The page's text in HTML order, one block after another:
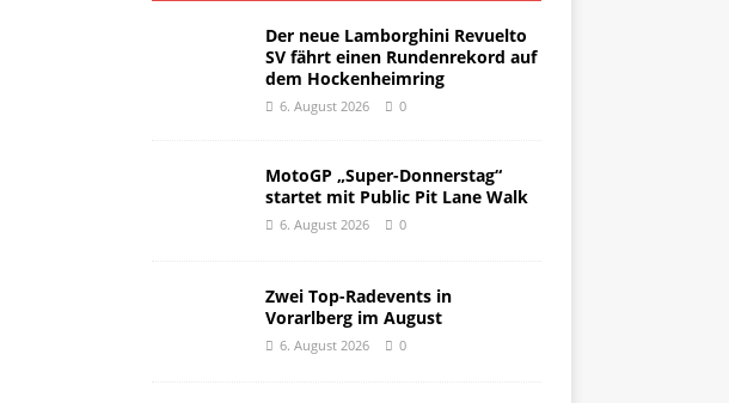
Der neue Lamborghini Revuelto
SV fährt einen Rundenrekord auf
dem Hockenheimring
6. August 2026 0
MotoGP „Super-Donnerstag“
startet mit Public Pit Lane Walk
6. August 2026 0
Zwei Top-Radevents in
Vorarlberg im August
6. August 2026 0